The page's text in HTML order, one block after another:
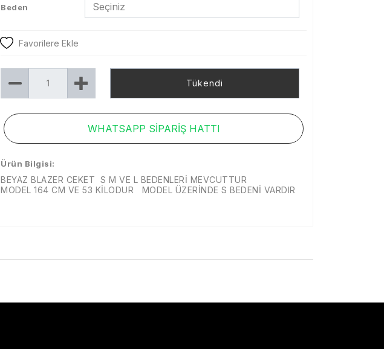
Beden
Favorilere Ekle
Tükendi
WHATSAPP SİPARİŞ HATTI
Ürün Bilgisi:
BEYAZ BLAZER CEKET S M VE L BEDENLERİ MEVCUTTUR
MODEL 164 CM VE 53 KİLODUR MODEL ÜZERİNDE S BEDENİ VARDIR